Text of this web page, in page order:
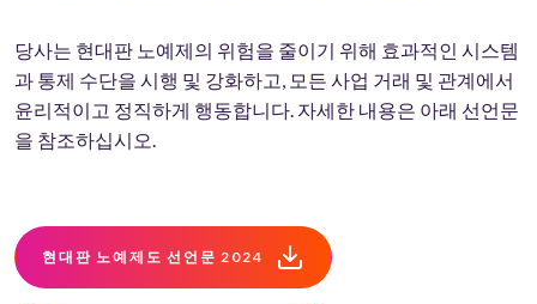
당사는 현대판 노예제의 위험을 줄이기 위해 효과적인 시스템
과 통제 수단을 시행 및 강화하고, 모든 사업 거래 및 관계에서
윤리적이고 정직하게 행동합니다. 자세한 내용은 아래 선언문
을 참조하십시오.
현대판 노예제도 선언문 2024